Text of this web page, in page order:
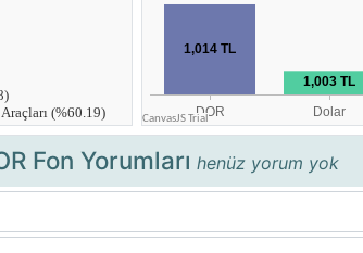
Fon Yorumları henüz yorum yok